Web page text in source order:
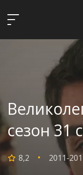
сезон 31
8,2 2011-